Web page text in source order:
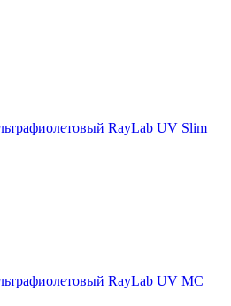
RayLab UV Slim
RayLab UV MC